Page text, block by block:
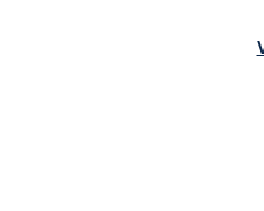
e padrões ABNT
imediata, com superfícies